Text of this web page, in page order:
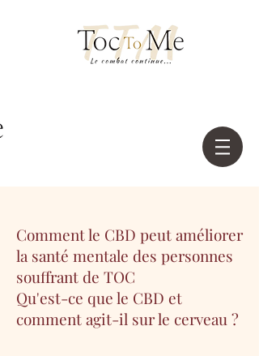
Comment le CBD peut améliorer
la santé mentale des personnes
souffrant de TOC
Qu'est-ce que le CBD et
comment agit-il sur le cerveau ?